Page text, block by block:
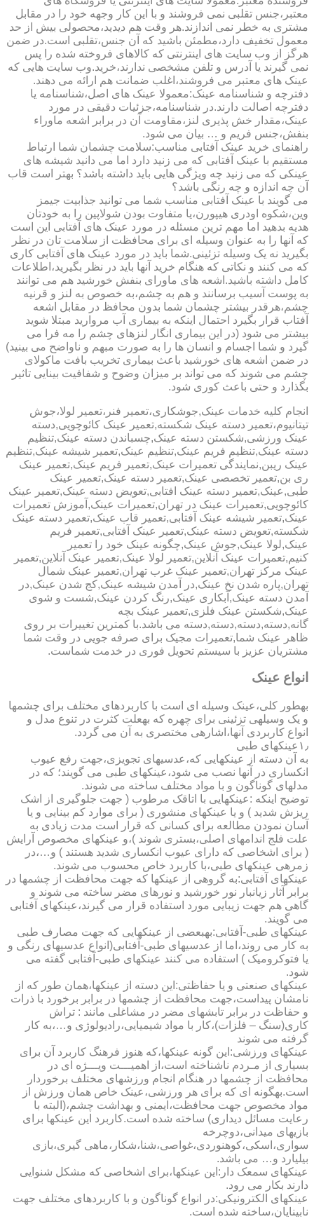
معتبر،جنس تقلبی نمی فروشند و با این کار وجهه خود را در مقابل
مشتری به خطر نمی اندازند.هر وقت هم دیدید،محصولی بیش از حد
معمول تخفیف دارد،مطمئن باشید که آن جنس،تقلبی است.در ضمن
هرگز از وب سایت های اینترنتی که کالاهای فروخته شده را پس
نمی گیرند یا آدرس و تلفن مشخصی ندارند،خرید.وب سایت هایی که
عینک های معتبر می فروشند،اغلب ضمانت هم ارائه می دهند.
دفترچه و شناسنامه عینک:معمولا عینک های اصل،شناسنامه یا
دفترچه اصالت دارند.در شناسنامه،جزئیات دقیقی در مورد
عینک،مقدار خش پذیری لنز،مقاومت آن در برابر اشعه ماوراء
بنفش،جنس فریم و … بیان می شود.
راهنمای خرید عینک آفتابی مناسب:سلامت چشمان شما ارتباط
مستقیم با عینک آفتابی که می زنید دارد اما می دانید شیشه های
عینکی که می زنید چه ویژگی هایی باید داشته باشد؟ بهتر است قاب
آن چه اندازه و چه رنگی باشد؟
می گویند با عینک آفتابی مناسب شما می توانید جذابیت جیمز
وین،شکوه اودری هیپورن،یا متفاوت بودن شولاپین را به خودتان
هدیه بدهید اما مهم ترین مسئله در مورد عینک های آفتابی این است
که آنها را به عنوان وسیله ای برای محافظت از سلامت تان در نظر
بگیرید نه یک وسیله تزئینی.شما باید در مورد عینک های آفتابی کاری
که می کنند و نکاتی که هنگام خرید آنها باید در نظر بگیرید،اطلاعات
کامل داشته باشید.اشعه های ماورای بنفش خورشید هم می توانند
به پوست آسیب برسانند و هم به چشم،به خصوص به لنز و قرنیه
چشم،هرقدر بیشتر چشمان شما بدون محافظ در مقابل اشعه
آفتاب قرار بگیرد احتمال اینکه به بیماری آب مروارید مبتلا شوید
بیشتر می شود (در این بیماری انگار لنزهای چشم را مه فرا می
گیرد و شما اجسام و انسان ها را به صورت مبهم و ناواضح می بینید)
در ضمن اشعه های خورشید باعث بیماری تخریب بافت ماکولای
چشم می شوند که می تواند بر میزان وضوح و شفافیت بینایی تاثیر
بگذارد و حتی باعث کوری شود.
انجام کلیه خدمات عینک,جوشکاری،تعمیر فنر،تعمیر لولا،جوش
تیتانیوم،تعمیر دسته عینک شکسته,تعمیر عینک کائوچویی,دسته
عینک ورزشی,شکستن دسته عینک,چسباندن دسته عینک,تنظیم
دسته عینک,تنظیم فریم عینک,تنظیم عینک,تعمیر شیشه عینک,تنظیم
عینک ریبن,نمایندگی تعمیرات عینک,تعمیر فریم عینک,تعمیر عینک
ری بن,تعمیر تخصصی عینک,تعمیر دسته عینک,تعمیر عینک
طبی,عینک,تعمیر دسته عینک افتابی,تعویض دسته عینک,تعمیر عینک
کائوچویی,تعمیرات عینک در تهران,تعمیرات عینک,آموزش تعمیرات
عینک,تعمیر شیشه عینک آفتابی,تعمیر قاب عینک,تعمیر دسته عینک
شکسته,تعویض دسته عینک,تعمیر عینک آفتابی,تعمیر فریم
عینک,لولا عینک,جوش عینک,چگونه عینک خود را تعمیر
کنیم,تعمیرات عینک آنلاین,تعمیر لولا عینک,تعمیر عینک آنلاین,تعمیر
عینک مرکز تهران,تعمیر عینک غرب تهران,تعمیر عینک شمال
تهران,پاره شدن نخ عینک,در آمدن شیشه عینک,کج شدن عینک,در
آمدن دسته عینک,آبکاری عینک,رنگ کردن عینک,شست و شوی
عینک,شکستن عینک فلزی,تعمیر عینک بچه
گانه,دسته,دسته,دسته,دسته می باشد.با کمترین تغییرات بر روی
ظاهر عینک شما,تعمیرات مجیک برای صرفه جویی در وقت شما
مشتریان عزیز با سیستم تحویل فوری در خدمت شماست.
انواع عینک
به­طور کلی،عینک وسیله ای است با کاربردهای مختلف برای چشمها
و یک وسیله­ی تزئینی برای چهره که به­علت کثرت در تنوع مدل و
انواع کاربردی آنها،اشاره­ی مختصری به آن می گردد.
۱٫عینکهای طبی
به آن دسته از عینکهایی که،عدسیهای تجویزی،جهت رفع عیوب
انکساری در آنها نصب می شود،عینکهای طبی می گویند؛ که در
مدلهای گوناگون و با مواد مختلف ساخته می شوند.
توضیح اینکه :عینکهایی با اتاقک مرطوب ( جهت جلوگیری از اشک
ریزش شدید ) و یا عینکهای منشوری ( برای موارد کم بینایی و یا
آسان نمودن مطالعه برای کسانی که قرار است مدت زیادی به
علت فلج اندامهای اصلی،بستری شوند )،و عینکهای مخصوص آرایش
( برای اشخاصی که دارای عیوب انکساری شدید هستند ) و…،در
زمره­ی عینکهای طبی،با کاربرد خاص محسوب می شوند.
عینکهای آفتابی:به گروهی از عینکها که جهت محافظت از چشمها در
برابر آثار زیانبار نور خورشید و نورهای مضر ساخته می شوند و
گاهی هم جهت زیبایی مورد استفاده قرار می گیرند،عینکهای آفتابی
می گویند.
عینکهای طبی-آفتابی:به­بعضی از عینکهایی که جهت مصارف طبی
به کار می روند،اما از عدسیهای طبی-آفتابی(انواع عدسیهای رنگی و
یا فتوکرومیک ) استفاده می کنند عینکهای طبی-آفتابی گفته می
شود.
عینکهای صنعتی و یا حفاظتی:این دسته از عینکها،همان طور که از
نامشان پیداست،جهت محافظت از چشمها در برابر برخورد با ذرات
و حفاظت در برابر تابشهای مضر در مشاغلی مانند : تراش
کاری(سنگ – فلزات)،کار با مواد شیمیایی،رادیولوژی و…،به کار
گرفته می شوند
عینکهای ورزشی:این گونه عینکها،که هنوز فرهنگ کاربرد آن برای
بسیاری از مـردم ناشناخته است،از اهمیـــت ویـــژه ای در
محافظت از چشمها در هنگام انجام ورزشهای مختلف برخوردار
است.به­گونه ای که برای هر ورزشی،عینک خاص همان ورزش از
مواد مخصوص جهت محافظت،ایمنی و بهداشت چشم،(البته با
رعایت مسائل دیداری) ساخته شده است.کاربرد این عینکها برای
بازیهای میدانی،دوچرخه
سواری،اسکی،کوهنوردی،غواصی،شنا،شکار،ماهی گیری،بازی
بیلیارد و… می باشد.
عینکهای سمعک دار:این عینکها،برای اشخاصی که مشکل شنوایی
دارند بکار می رود.
عینکهای الکترونیکی:در انواع گوناگون و با کاربردهای مختلف جهت
نابینایان،ساخته شده است.